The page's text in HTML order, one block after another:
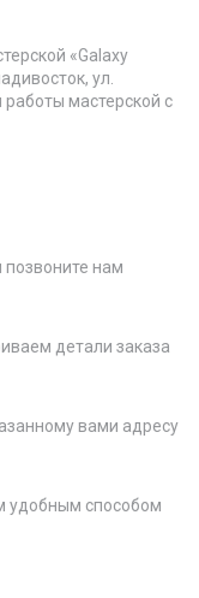
«Galaxy
ул.
мастерской с
позвоните нам
детали заказа
вами адресу
удобным способом